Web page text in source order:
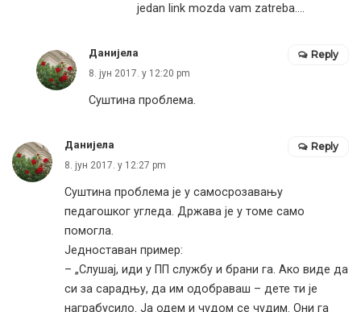
jedan link mozda vam zatreba….
Данијела
8. јун 2017. у 12:20 pm
Суштина проблема.
Reply
Данијела
8. јун 2017. у 12:27 pm
Суштина проблема је у самосрозавању
педагошког угледа. Држава је у томе само
помогла.
Једноставан пример:
– „Слушај, иди у ПП службу и брани га. Ако виде да
си за сарадњу, да им одобраваш – дете ти је
награбусило. Ја одем и чудом се чудим. Они га
Reply